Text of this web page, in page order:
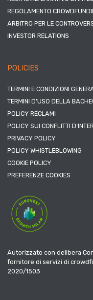
REGOLAMENTO
ARBITRO PER LE
INVESTOR RELATIONS
POLICIES
TERMINI E CONDIZIONI
TERMINI D’USO DELLA
POLICY RECLAMI
POLICY SUI CONFLITTI
PRIVACY POLICY
POLICY WHISTLEBLOWING
COOKIE POLICY
PREFERENZE COOKIES
Autorizzato con delibera
fornitore di servizi di
2020/1503